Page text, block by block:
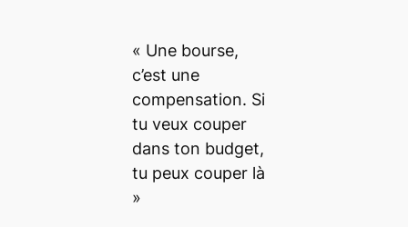
« Une bourse,
c’est une
compensation. Si
tu veux couper
dans ton budget,
tu peux couper là
»